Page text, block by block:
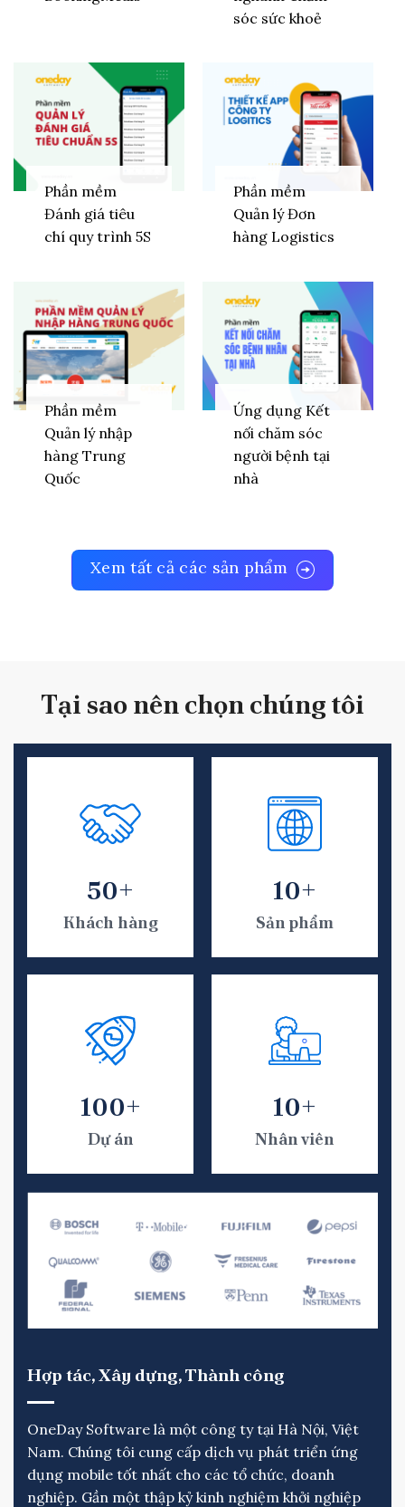
sóc sức khoẻ
Phần mềm
Đánh giá tiêu
chí quy trình 5S
Phần mềm
Quản lý Đơn
hàng Logistics
Phần mềm
Quản lý nhập
hàng Trung
Quốc
Ứng dụng Kết
nối chăm sóc
người bệnh tại
nhà
Xem tất cả các sản phẩm
Tại sao nên chọn chúng tôi
50+
Khách hàng
10+
Sản phẩm
100+
Dự án
10+
Nhân viên
Hợp tác,Xây dựng,Thành công
OneDay Software là một công ty tại Hà Nội, Việt
Nam. Chúng tôi cung cấp dịch vụ phát triển ứng
dụng mobile tốt nhất cho các tổ chức, doanh
nghiệp. Gần một thập kỷ kinh nghiệm khởi nghiệp